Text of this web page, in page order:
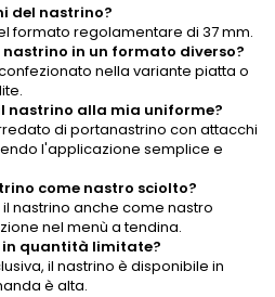
del nastrino?
formato regolamentare di 37 mm.
nastrino in un formato diverso?
nella variante piatta o
nastrino alla mia uniforme?
di portanastrino con attacchi
l'applicazione semplice e
come nastro sciolto?
nastrino anche come nastro
nel menù a tendina.
in quantità limitate?
il nastrino è disponibile in
è alta.